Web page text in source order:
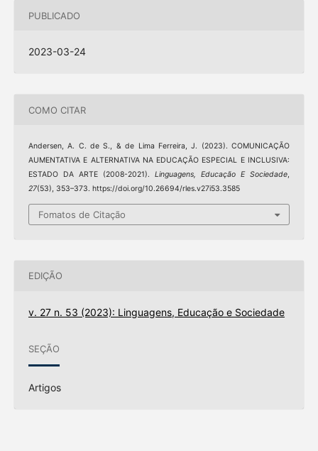
PUBLICADO
2023-03-24
COMO CITAR
Andersen, A. C. de S., & de Lima Ferreira, J. (2023). COMUNICAÇÃO
AUMENTATIVA E ALTERNATIVA NA EDUCAÇÃO ESPECIAL E INCLUSIVA:
ESTADO DA ARTE (2008-2021).Linguagens, Educação E Sociedade,
27(53), 353–373. https://doi.org/10.26694/rles.v27i53.3585
Fomatos de Citação
EDIÇÃO
v. 27 n. 53 (2023): Linguagens, Educação e Sociedade
SEÇÃO
Artigos